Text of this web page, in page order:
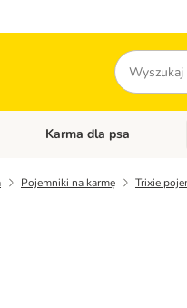
Szukaj
dla kota
Otwórz menu kategorii:
Karma dla psa
Pojemniki na karmę Trixie